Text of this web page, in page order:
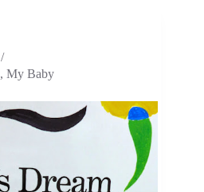
, My Baby